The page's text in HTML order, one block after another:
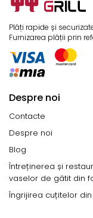
Plăți rapide și
Furnizarea plății prin
Despre noi
Contacte
Despre noi
Blog
Întreținerea și
vaselor de gătit din
Îngrijirea cuțitelor